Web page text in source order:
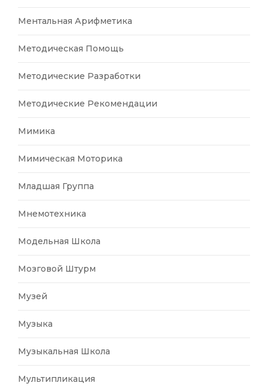
Ментальная Арифметика
Методическая Помощь
Методические Разработки
Методические Рекомендации
Мимика
Мимическая Моторика
Младшая Группа
Мнемотехника
Модельная Школа
Мозговой Штурм
Музей
Музыка
Музыкальная Школа
Мультипликация